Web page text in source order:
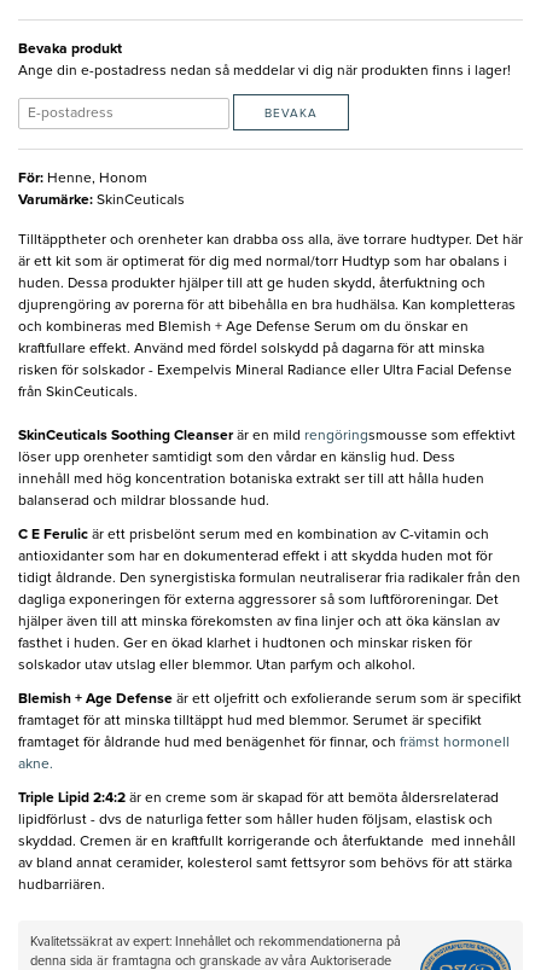
Bevaka produkt
Ange din e-postadress nedan så meddelar vi dig när produkten finns i lager!
BEVAKA
För: Henne, Honom
Varumärke: SkinCeuticals
Tilltäpptheter och orenheter kan drabba oss alla, äve torrare hudtyper. Det här
är ett kit som är optimerat för dig med normal/torr Hudtyp som har obalans i
huden. Dessa produkter hjälper till att ge huden skydd, återfuktning och
djuprengöring av porerna för att bibehålla en bra hudhälsa. Kan kompletteras
och kombineras med Blemish + Age Defense Serum om du önskar en
kraftfullare effekt. Använd med fördel solskydd på dagarna för att minska
risken för solskador - Exempelvis Mineral Radiance eller Ultra Facial Defense
från SkinCeuticals.
SkinCeuticals Soothing Cleanserär en mild rengöringsmousse som effektivt
löser upp orenheter samtidigt som den vårdar en känslig hud. Dess
innehåll med hög koncentration botaniska extrakt ser till att hålla huden
balanserad och mildrar blossande hud.
C E Ferulic är ett prisbelönt serum med en kombination av C-vitamin och
antioxidanter som har en dokumenterad effekt i att skydda huden mot för
tidigt åldrande. Den synergistiska formulan neutraliserar fria radikaler från den
dagliga exponeringen för externa aggressorer så som luftföroreningar. Det
hjälper även till att minska förekomsten av fina linjer och att öka känslan av
fasthet i huden. Ger en ökad klarhet i hudtonen och minskar risken för
solskador utav utslag eller blemmor. Utan parfym och alkohol.
Blemish + Age Defense är ett oljefritt och exfolierande serum som är specifikt
framtaget för att minska tilltäppt hud med blemmor. Serumet är specifikt
framtaget för åldrande hud med benägenhet för finnar, och främst hormonell
akne.
Triple Lipid 2:4:2 är en creme som är skapad för att bemöta åldersrelaterad
lipidförlust - dvs de naturliga fetter som håller huden följsam, elastisk och
skyddad. Cremen är en kraftfullt korrigerande och återfuktande med innehåll
av bland annat ceramider, kolesterol samt fettsyror som behövs för att stärka
hudbarriären.
Kvalitetssäkrat av expert: Innehållet och rekommendationerna på
denna sida är framtagna och granskade av våra Auktoriserade